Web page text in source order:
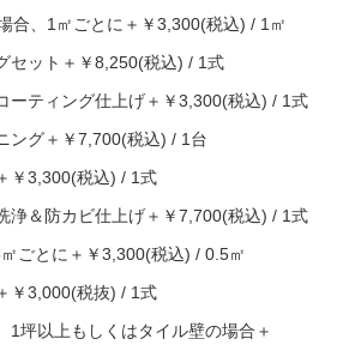
合、1㎡ごとに＋￥3,300(税込) / 1㎡
セット＋￥8,250(税込) / 1式
ーティング仕上げ＋￥3,300(税込) / 1式
ング＋￥7,700(税込) / 1台
￥3,300(税込) / 1式
浄＆防カビ仕上げ＋￥7,700(税込) / 1式
ごとに＋￥3,300(税込) / 0.5㎡
￥3,000(税抜) / 1式
坪以上もしくはタイル壁の場合＋